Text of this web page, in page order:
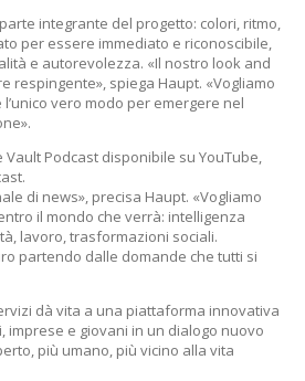
integrante del progetto: colori, ritmo,
per essere immediato e riconoscibile,
e autorevolezza. «Il nostro look and
respingente», spiega Haupt. «Vogliamo
vero modo per emergere nel
Vault Podcast disponibile su YouTube,
di news», precisa Haupt. «Vogliamo
il mondo che verrà: intelligenza
lavoro, trasformazioni sociali.
partendo dalle domande che tutti si
dà vita a una piattaforma innovativa
imprese e giovani in un dialogo nuovo
più umano, più vicino alla vita